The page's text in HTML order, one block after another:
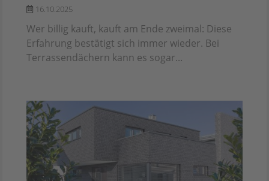
16.10.2025
Wer billig kauft, kauft am Ende zweimal: Diese
Erfahrung bestätigt sich immer wieder. Bei
Terrassendächern kann es sogar...